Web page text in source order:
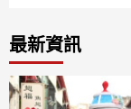
最新資訊